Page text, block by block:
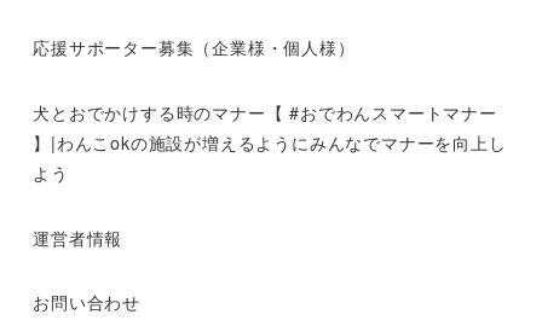
応援サポーター募集（企業様・個人様）
犬とおでかけする時のマナー【 #おでわんスマートマナー
】|わんこokの施設が増えるようにみんなでマナーを向上し
よう
運営者情報
お問い合わせ